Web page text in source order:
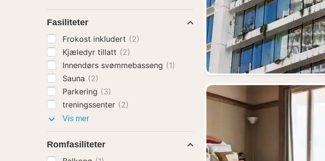
Forrige bilde
Fasiliteter
Frokost inkludert (2)
Kjæledyr tillatt (2)
Innendørs svømmebasseng (1)
Sauna (2)
Parkering (3)
treningssenter (2)
Vis merFasiliteter
Romfasiliteter